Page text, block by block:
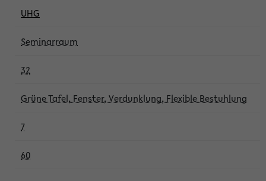
UHG
Seminarraum
32
Grüne Tafel, Fenster, Verdunklung, Flexible Bestuhlung
7
60